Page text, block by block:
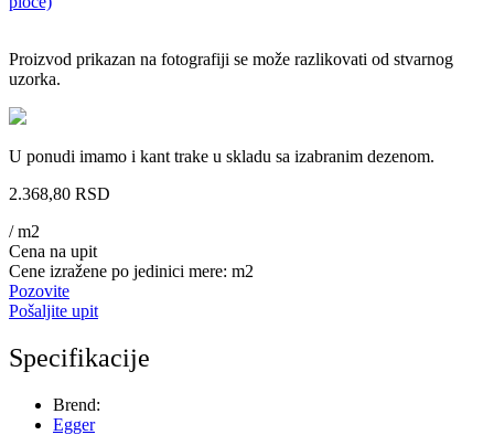
Proizvod prikazan na fotografiji se može razlikovati od stvarnog
uzorka.
U ponudi imamo i kant trake u skladu sa izabranim dezenom.
2.368,80 RSD
/ m2
Cena na upit
Cene izražene po jedinici mere: m2
Pozovite
Pošaljite upit
Specifikacije
Brend:
Egger